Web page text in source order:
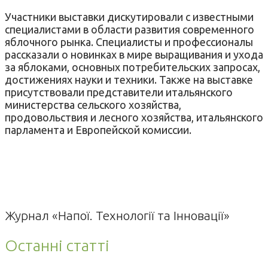
Участники выставки дискутировали с известными
специалистами в области развития современного
яблочного рынка. Специалисты и професcионалы
рассказали о новинках в мире выращивания и ухода
за яблоками, основных потребительских запросах,
достижениях науки и техники. Также на выставке
присутствовали представители итальянского
министерства сельского хозяйства,
продовольствия и лесного хозяйства, итальянского
парламента и Европейской комиссии.
Журнал «Напої. Технології та Інновації»
Останні статті